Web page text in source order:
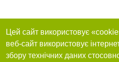
Цей сайт використовує
веб-сайт використовує
збору технічних даних